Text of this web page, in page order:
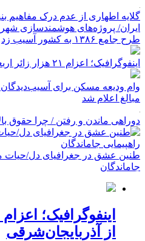
گلایه اطهاری از عدم درک مفاهیم
ایران/ پروژه‌های هوشمندسازی
طرح جامع ۱۳۸۶ به کشور آسیب زد
اینفوگرافیک؛ اعزام ۲۱ هزار زائر اربعین از آذربایجان‌شرقی
وام ودیعه مسکن برای
مبالغ اعلام شد
دوراهی ماندن و رفتن / چرا حقوق
طنین عشق در جغرافیای دل/حیات
جاماندگان
از آذربایجان‌شرقی